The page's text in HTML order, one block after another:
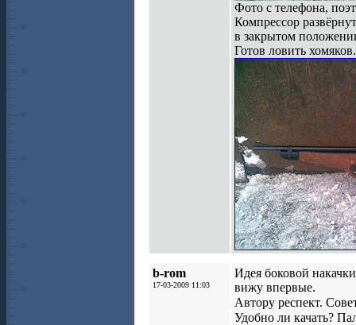
Фото с телефона,
Компрессор
в закрытом
Готов ловить хомяков.
b-rom
17-03-2009 11:03
Идея боковой
вижу впервые.
Автору респект.
Удобно ли качать?